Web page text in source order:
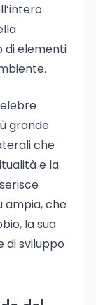
di elementi
grande
che
e la
ampia, che
la sua
di sviluppo